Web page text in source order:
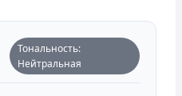
Тональность:
Нейтральная